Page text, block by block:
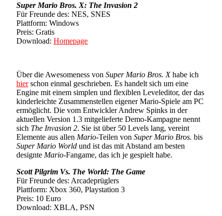
Super Mario Bros. X: The Invasion 2
Für Freunde des: NES, SNES
Plattform: Windows
Preis: Gratis
Download: Homepage
Über die Awesomeness von Super Mario Bros. Xhabe ich
hierschon einmal geschrieben. Es handelt sich um eine
Engine mit einem simplen und flexiblen Leveleditor, der das
kinderleichte Zusammenstellen eigener Mario-Spiele am PC
ermöglicht. Die vom Entwickler Andrew Spinks in der
aktuellen Version 1.3 mitgelieferte Demo-Kampagne nennt
sich The Invasion 2. Sie ist über 50 Levels lang, vereint
Elemente aus allen Mario-Teilen von Super Mario Bros. bis
Super Mario World und ist das mit Abstand am besten
designte Mario-Fangame, das ich je gespielt habe.
Scott Pilgrim Vs. The World: The Game
Für Freunde des: Arcadeprüglers
Plattform: Xbox 360, Playstation 3
Preis: 10 Euro
Download: XBLA, PSN